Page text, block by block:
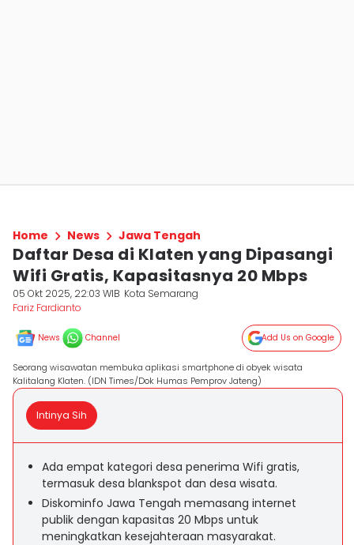
Home News Jawa Tengah
Daftar Desa di Klaten yang Dipasangi
Wifi Gratis, Kapasitasnya 20 Mbps
05 Okt 2025, 22:03 WIB Kota Semarang
Fariz Fardianto
News Channel Add Us on Google
Seorang wisawatan membuka aplikasi smartphone di obyek wisata
Kalitalang Klaten. (IDN Times/Dok Humas Pemprov Jateng)
Intinya Sih
Ada empat kategori desa penerima Wifi gratis,
termasuk desa blankspot dan desa wisata.
Diskominfo Jawa Tengah memasang internet
publik dengan kapasitas 20 Mbps untuk
meningkatkan kesejahteraan masyarakat.